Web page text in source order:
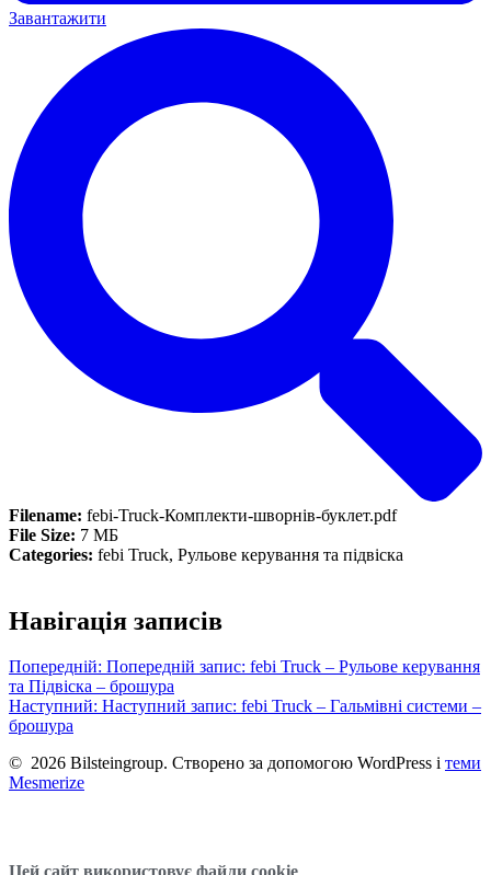
Завантажити
Filename: febi-Truck-Комплекти-шворнів-буклет.pdf
File Size: 7 МБ
Categories: febi Truck, Рульове керування та підвіска
Навігація записів
Попередній: Попередній запис: febi Truck – Рульове керування
та Підвіска – брошура
Наступний: Наступний запис: febi Truck – Гальмівні системи –
брошура
© 2026 Bilsteingroup. Створено за допомогою WordPress і теми
Mesmerize
Цей сайт використовує файли cookie